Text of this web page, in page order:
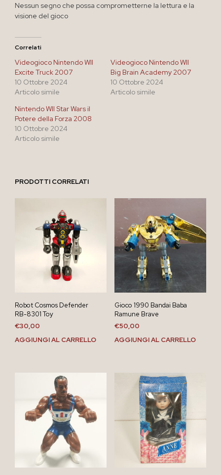
Nessun segno che possa comprometterne la lettura e la
visione del gioco
Correlati
Videogioco Nintendo WII
Excite Truck 2007
10 Ottobre 2024
Articolo simile
Videogioco Nintendo WII
Big Brain Academy 2007
10 Ottobre 2024
Articolo simile
Nintendo WII Star Wars il
Potere della Forza 2008
10 Ottobre 2024
Articolo simile
PRODOTTI CORRELATI
Robot Cosmos Defender
RB-8301 Toy
€30,00
AGGIUNGI AL CARRELLO
Gioco 1990 Bandai Baba
Ramune Brave
€50,00
AGGIUNGI AL CARRELLO